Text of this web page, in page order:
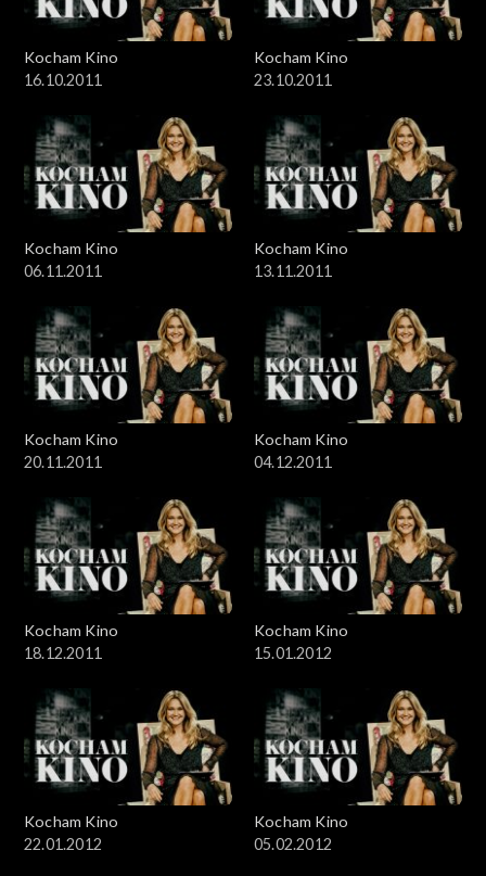
Kocham Kino
16.10.2011
Kocham Kino
23.10.2011
Kocham Kino
06.11.2011
Kocham Kino
13.11.2011
Kocham Kino
20.11.2011
Kocham Kino
04.12.2011
Kocham Kino
18.12.2011
Kocham Kino
15.01.2012
Kocham Kino
22.01.2012
Kocham Kino
05.02.2012